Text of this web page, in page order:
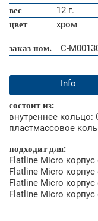
вес
12 г.
цвет
хром
заказ ном. C-
Info
состоит из:
внутреннее кольцо:
пластмассовое
подходит для:
Flatline Micro корпус
Flatline Micro корпус
Flatline Micro
Flatline Micro